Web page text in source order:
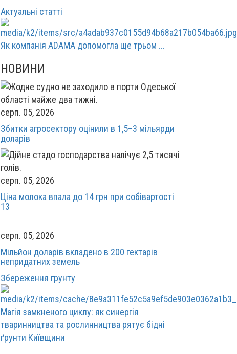
Актуальні статті
Як компанія ADAMA допомогла ще трьом ...
НОВИНИ
серп. 05, 2026
Збитки агросектору оцінили в 1,5–3 мільярди
доларів
серп. 05, 2026
Ціна молока впала до 14 грн при собівартості
13
серп. 05, 2026
Мільйон доларів вкладено в 200 гектарів
непридатних земель
Збереження грунту
Магія замкненого циклу: як синергія
тваринництва та рослинництва рятує бідні
ґрунти Київщини